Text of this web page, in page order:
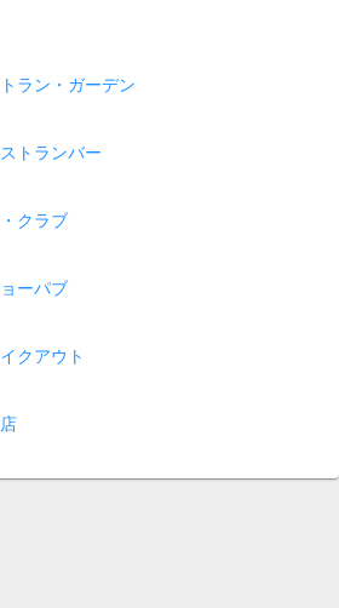
ラン・ガーデン
トランバー
クラブ
ーパブ
クアウト